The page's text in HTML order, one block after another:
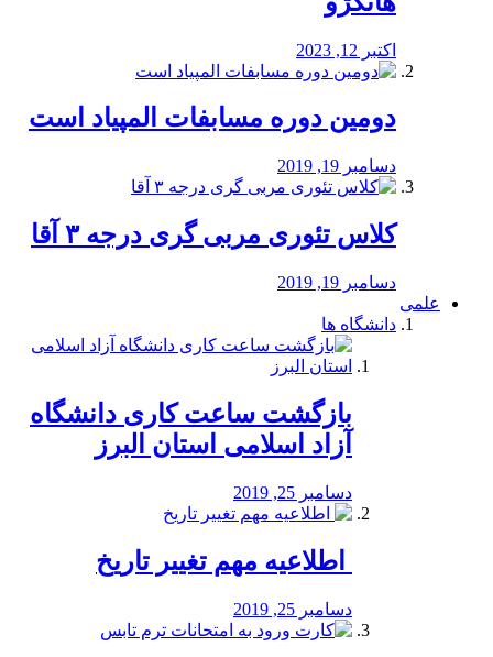
اکتبر 12, 2023
دومین دوره مسابفات المپیاد است
دسامبر 19, 2019
کلاس تئوری مربی گری درجه ۳ آقا
دسامبر 19, 2019
علمی
دانشگاه ها
بازگشت ساعت کاری دانشگاه
آزاد اسلامی استان البرز
دسامبر 25, 2019
️ اطلاعیه مهم تغییر تاریخ
دسامبر 25, 2019